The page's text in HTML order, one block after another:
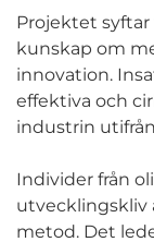
Projektet
kunskap om
innovation.
effektiva och
industrin
Individer från
utvecklingskliv
metod. Det